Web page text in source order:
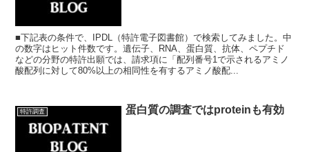
■下記表の条件で、IPDL（特許電子図書館）で検索してみました。中
の数字はヒット件数です。遺伝子、RNA、蛋白質、抗体、ペプチド
などの分野の特許出願では、請求項に「配列番号1で示されるアミノ
酸配列に対して80%以上の相同性を有するアミノ酸配...
特許調査 蛋白質の調査ではproteinも有効